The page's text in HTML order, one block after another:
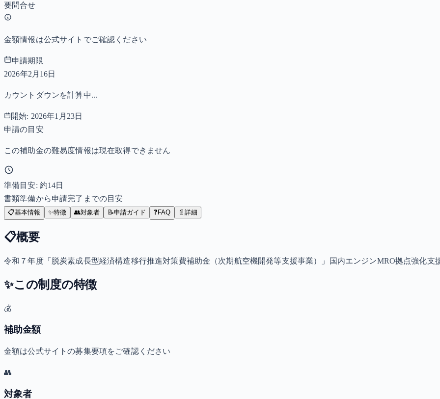
要問合せ
金額情報は公式サイトでご確認ください
申請期限
2026年2月16日
カウントダウンを計算中...
開始: 2026年1月23日
申請の目安
この補助金の難易度情報は現在取得できません
準備目安: 約14日
書類準備から申請完了までの目安
📋基本情報 ✨特徴 👥対象者 📝申請ガイド ❓FAQ 📄 詳細
📋概要
令和７年度「脱炭素成長型経済構造移行推進対策費補助金（次期航空機開発等支援事業）」国内エンジンMRO拠点強化支
✨この制度の特徴
💰
補助金額
金額は公式サイトの募集要項をご確認ください
👥
対象者